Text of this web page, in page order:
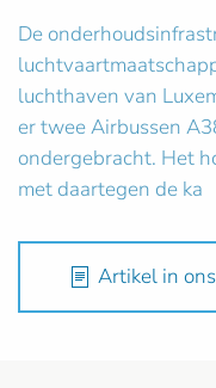
De
luchthaven van
er twee Airbussen
ondergebracht. Het
met daartegen de ka
Artikel in